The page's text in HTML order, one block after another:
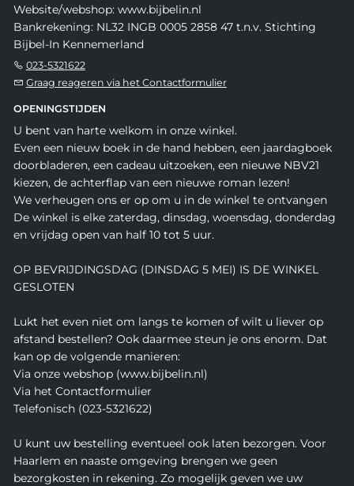
Website/webshop: www.bijbelin.nl
Bankrekening: NL32 INGB 0005 2858 47 t.n.v. Stichting
Bijbel-In Kennemerland
023-5321622
Graag reageren via het Contactformulier
OPENINGSTIJDEN
U bent van harte welkom in onze winkel.
Even een nieuw boek in de hand hebben, een jaardagboek
doorbladeren, een cadeau uitzoeken, een nieuwe NBV21
kiezen, de achterflap van een nieuwe roman lezen!
We verheugen ons er op om u in de winkel te ontvangen
De winkel is elke zaterdag, dinsdag, woensdag, donderdag
en vrijdag open van half 10 tot 5 uur.
OP BEVRIJDINGSDAG (DINSDAG 5 MEI) IS DE WINKEL
GESLOTEN
Lukt het even niet om langs te komen of wilt u liever op
afstand bestellen? Ook daarmee steun je ons enorm. Dat
kan op de volgende manieren:
Via onze webshop (www.bijbelin.nl)
Via het Contactformulier
Telefonisch (023-5321622)
U kunt uw bestelling eventueel ook laten bezorgen. Voor
Haarlem en naaste omgeving brengen we geen
bezorgkosten in rekening. Zo mogelijk geven we uw